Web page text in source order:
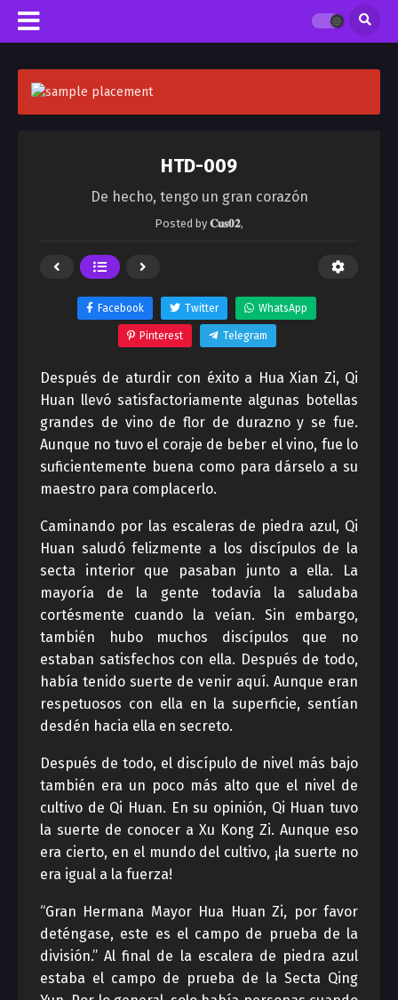
HTD-009
De hecho, tengo un gran corazón
Posted by 𝐂𝐮𝐬𝟎𝟐,
Facebook Twitter WhatsApp
Pinterest Telegram
Después de aturdir con éxito a Hua Xian Zi, Qi
Huan llevó satisfactoriamente algunas botellas
grandes de vino de flor de durazno y se fue.
Aunque no tuvo el coraje de beber el vino, fue lo
suficientemente buena como para dárselo a su
maestro para complacerlo.
Caminando por las escaleras de piedra azul, Qi
Huan saludó felizmente a los discípulos de la
secta interior que pasaban junto a ella. La
mayoría de la gente todavía la saludaba
cortésmente cuando la veían. Sin embargo,
también hubo muchos discípulos que no
estaban satisfechos con ella. Después de todo,
había tenido suerte de venir aquí. Aunque eran
respetuosos con ella en la superficie, sentían
desdén hacia ella en secreto.
Después de todo, el discípulo de nivel más bajo
también era un poco más alto que el nivel de
cultivo de Qi Huan. En su opinión, Qi Huan tuvo
la suerte de conocer a Xu Kong Zi. Aunque eso
era cierto, en el mundo del cultivo, ¡la suerte no
era igual a la fuerza!
“Gran Hermana Mayor Hua Huan Zi, por favor
deténgase, este es el campo de prueba de la
división.” Al final de la escalera de piedra azul
estaba el campo de prueba de la Secta Qing